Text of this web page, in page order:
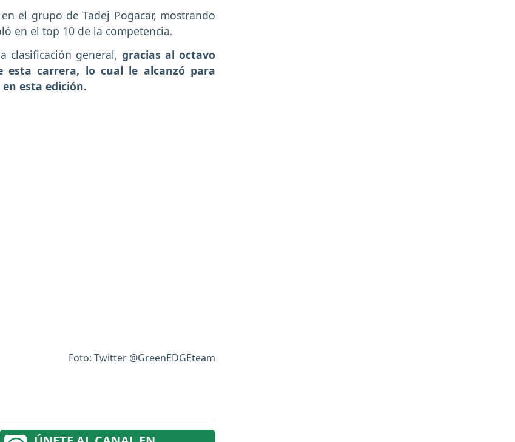
el grupo de Tadej Pogacar, mostrando
en el top 10 de la competencia.
clasificación general, gracias al octavo
carrera, lo cual le alcanzó para
esta edición.
Foto: Twitter @GreenEDGEteam